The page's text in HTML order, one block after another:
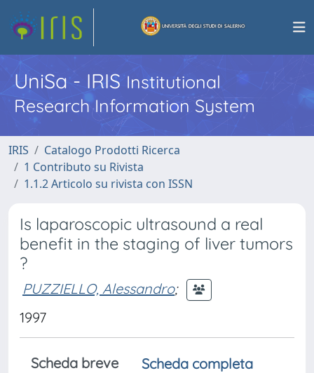
UniSa - IRISInstitutional
Research Information System
IRIS
Catalogo Prodotti Ricerca
1 Contributo su Rivista
1.1.2 Articolo su rivista con ISSN
Is laparoscopic ultrasound a real
benefit in the staging of liver tumors
?
PUZZIELLO, Alessandro;
1997
Scheda breve
Scheda completa